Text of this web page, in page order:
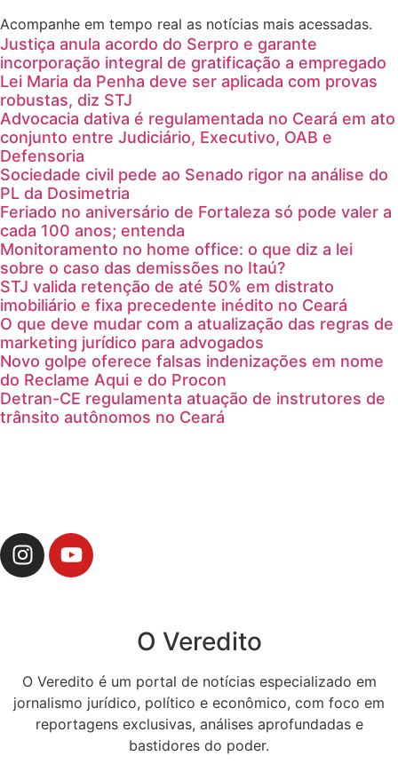
Acompanhe em tempo real as notícias mais acessadas.
Justiça anula acordo do Serpro e garante
incorporação integral de gratificação a empregado
Lei Maria da Penha deve ser aplicada com provas
robustas, diz STJ
Advocacia dativa é regulamentada no Ceará em ato
conjunto entre Judiciário, Executivo, OAB e
Defensoria
Sociedade civil pede ao Senado rigor na análise do
PL da Dosimetria
Feriado no aniversário de Fortaleza só pode valer a
cada 100 anos; entenda
Monitoramento no home office: o que diz a lei
sobre o caso das demissões no Itaú?
STJ valida retenção de até 50% em distrato
imobiliário e fixa precedente inédito no Ceará
O que deve mudar com a atualização das regras de
marketing jurídico para advogados
Novo golpe oferece falsas indenizações em nome
do Reclame Aqui e do Procon
Detran-CE regulamenta atuação de instrutores de
trânsito autônomos no Ceará
O Veredito
O Veredito é um portal de notícias especializado em
jornalismo jurídico, político e econômico, com foco em
reportagens exclusivas, análises aprofundadas e
bastidores do poder.